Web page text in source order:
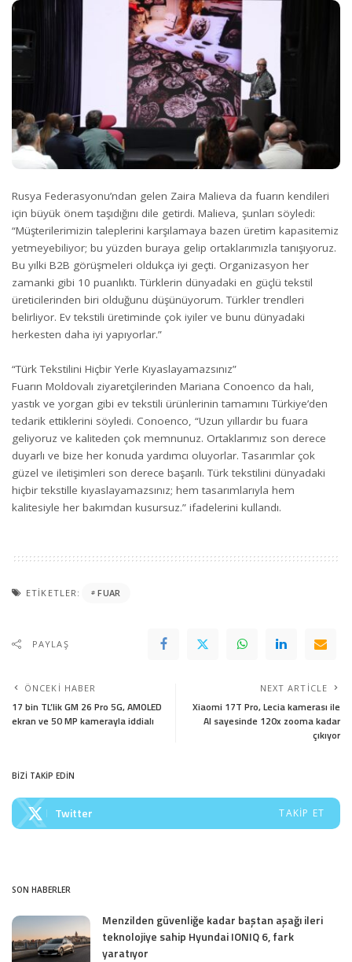
Rusya Federasyonu’ndan gelen Zaira Malieva da fuarın kendileri
için büyük önem taşıdığını dile getirdi. Malieva, şunları söyledi:
“Müşterilerimizin taleplerini karşılamaya bazen üretim kapasitemiz
yetmeyebiliyor; bu yüzden buraya gelip ortaklarımızla tanışıyoruz.
Bu yılki B2B görüşmeleri oldukça iyi geçti. Organizasyon her
zamanki gibi 10 puanlıktı. Türklerin dünyadaki en güçlü tekstil
üreticilerinden biri olduğunu düşünüyorum. Türkler trendleri
belirliyor. Ev tekstili üretiminde çok iyiler ve bunu dünyadaki
herkesten daha iyi yapıyorlar.”
“Türk Tekstilini Hiçbir Yerle Kıyaslayamazsınız”
Fuarın Moldovalı ziyaretçilerinden Mariana Conoenco da halı,
yastık ve yorgan gibi ev tekstili ürünlerinin tamamını Türkiye’den
tedarik ettiklerini söyledi. Conoenco, “Uzun yıllardır bu fuara
geliyoruz ve kaliteden çok memnunuz. Ortaklarımız son derece
duyarlı ve bize her konuda yardımcı oluyorlar. Tasarımlar çok
güzel ve iletişimleri son derece başarılı. Türk tekstilini dünyadaki
hiçbir tekstille kıyaslayamazsınız; hem tasarımlarıyla hem
kalitesiyle her bakımdan kusursuz.” ifadelerini kullandı.
ETIKETLER: FUAR
PAYLAŞ
ÖNCEKI HABER
17 bin TL’lik GM 26 Pro 5G, AMOLED
ekran ve 50 MP kamerayla iddialı
NEXT ARTICLE
Xiaomi 17T Pro, Lecia kamerası ile
AI sayesinde 120x zooma kadar
çıkıyor
BİZİ TAKİP EDİN
Twitter TAKIP ET
SON HABERLER
Menzilden güvenliğe kadar baştan aşağı ileri
teknolojiye sahip Hyundai IONIQ 6, fark
yaratıyor